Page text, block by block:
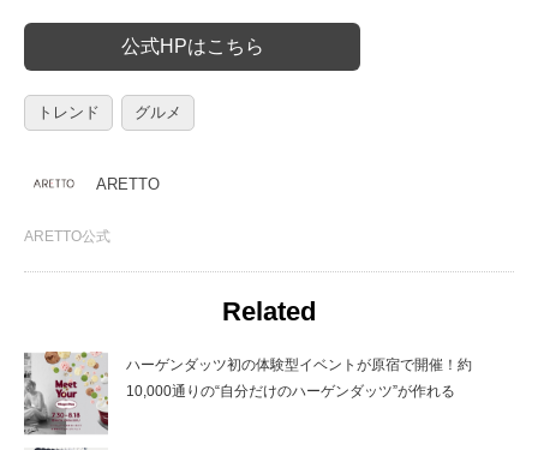
公式HPはこちら
トレンド グルメ
ARETTO
ARETTO公式
Related
ハーゲンダッツ初の体験型イベントが原宿で開催！約
10,000通りの“自分だけのハーゲンダッツ”が作れる